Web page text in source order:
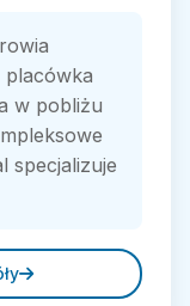
w pobliżu
specjalizuje